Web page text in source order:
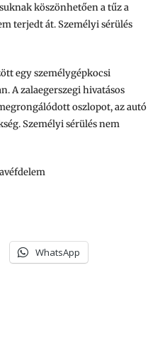
köszönhetően a tűz a
terjedt át. Személyi sérülés
egy személygépkocsi
A zalaegerszegi hivatásos
oszlopot, az autó
Személyi sérülés nem
WhatsApp